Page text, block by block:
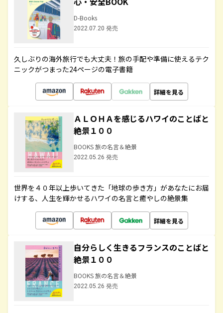
D-Books
2022.07.20 発売
久しぶりの海外旅行でも大丈夫！旅の手配や準備に使えるテク
ニックがつまった24ページの電子書籍
詳細を見る
ＡＬＯＨＡを感じるハワイのことばと
絶景１００
BOOKS 旅の名言＆絶景
2022.05.26 発売
世界を４０年以上歩いてきた「地球の歩き方」があなたにお届
けする、人生を輝かせるハワイの名言と癒やしの絶景集
詳細を見る
自分らしく生きるフランスのことばと
絶景１００
BOOKS 旅の名言＆絶景
2022.05.26 発売